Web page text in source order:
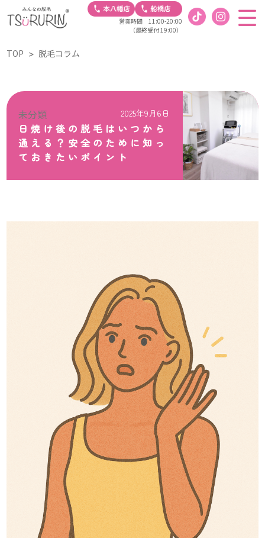
営業時間 11:00-20:00
（最終受付 19:00）
TOP 脱毛コラム
未分類 2025年9月6日
日焼け後の脱毛はいつから
通える？安全のために知っ
ておきたいポイント